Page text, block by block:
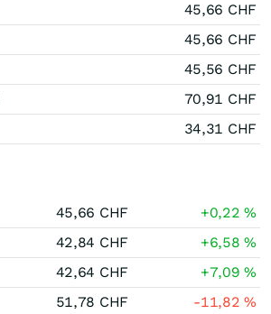
45,66 CHF
45,66 CHF
45,56 CHF
70,91 CHF
34,31 CHF
45,66 CHF +0,22%
42,84 CHF +6,58%
42,64 CHF +7,09%
51,78 CHF -11,82%